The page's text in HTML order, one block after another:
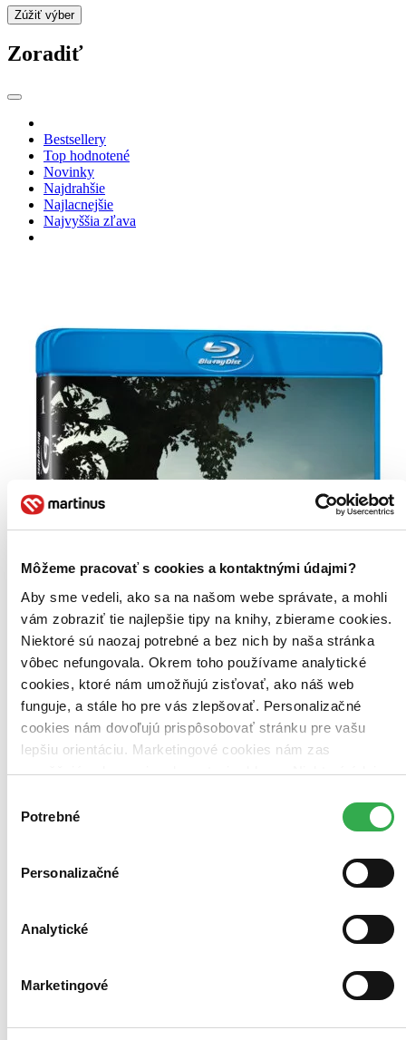
Môžeme pracovať s cookies a kontaktnými údajmi?
Aby sme vedeli, ako sa na našom webe správate, a mohli
vám zobraziť tie najlepšie tipy na knihy, zbierame cookies.
Niektoré sú naozaj potrebné a bez nich by naša stránka
vôbec nefungovala. Okrem toho používame analytické
cookies, ktoré nám umožňujú zisťovať, ako náš web
funguje, a stále ho pre vás zlepšovať. Personalizačné
cookies nám dovoľujú prispôsobovať stránku pre vašu
lepšiu orientáciu. Marketingové cookies nám zas
umožňujú zobrazenie relevantnej reklamy. Niektoré údaje
keby sme mohli používať všetky tieto cookies. Ďakujeme!
súhlasu
Potrebné
Personalizačné
Analytické
Marketingové
Zúžiť výber
Zoradiť
Bestsellery
Top hodnotené
Novinky
Najdrahšie
Najlacnejšie
Najvyššia zľava
Rytíř Sedmi království 1. série
Daniel Ings
Youssef Kerkour
Finn Bennett